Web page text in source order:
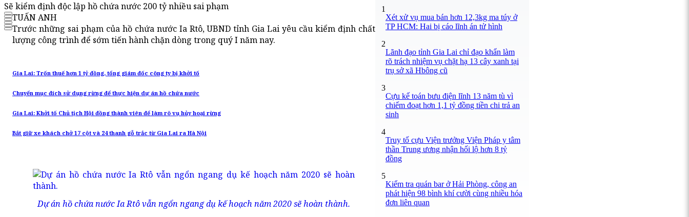
Sẽ kiểm định độc lập hồ chứa nước 200 tỷ nhiều sai phạm
TUẤN ANH
Trước những sai phạm của hồ chứa nước Ia Rtô, UBND tỉnh Gia Lai yêu cầu kiểm định chất
lượng công trình để sớm tiến hành chặn dòng trong quý I năm nay.
Gia Lai: Trốn thuế hơn 1 tỷ đồng, tổng giám đốc công ty bị khởi tố
Chuyển mục đích sử dụng rừng để thực hiện dự án hồ chứa nước
Gia Lai: Khởi tố Chủ tịch Hội đồng thành viên để làm rõ vụ hủy hoại rừng
Bắt giữ xe khách chở 17 cột và 24 thanh gỗ trắc từ Gia Lai ra Hà Nội
Dự án hồ chứa nước Ia Rtô vẫn ngổn ngang dụ kế hoạch năm 2020 sẽ hoàn thành.
1
Xét xử vụ mua bán hơn 12,3kg ma túy ở
TP HCM: Hai bị cáo lĩnh án tử hình
2
Lãnh đạo tỉnh Gia Lai chỉ đạo khẩn làm
rõ trách nhiệm vụ chặt hạ 13 cây xanh tại
trụ sở xã Hbông cũ
3
Cựu kế toán bưu điện lĩnh 13 năm tù vì
chiếm đoạt hơn 1,1 tỷ đồng tiền chi trả an
sinh
4
Truy tố cựu Viện trưởng Viện Pháp y tâm
thần Trung ương nhận hối lộ hơn 8 tỷ
đồng
5
Kiểm tra quán bar ở Hải Phòng, công an
phát hiện 98 bình khí cười cùng nhiều hóa
đơn liên quan